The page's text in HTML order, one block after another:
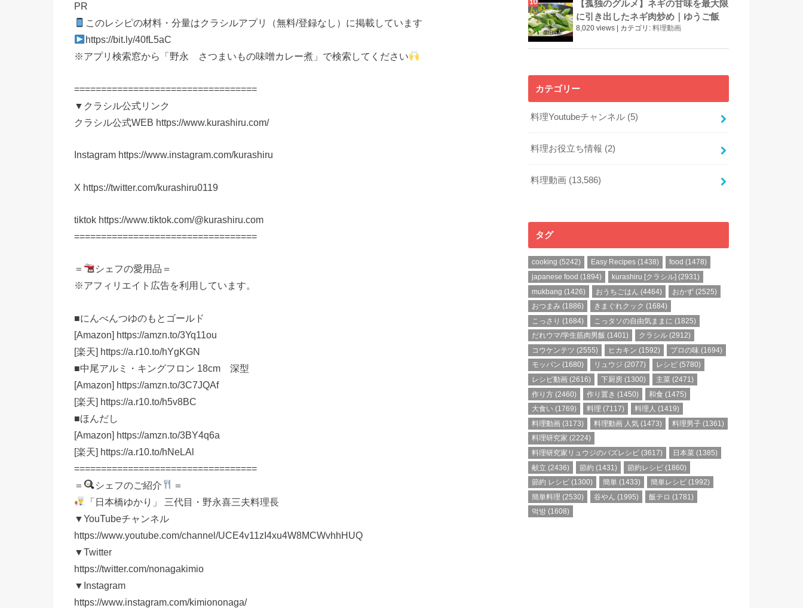
PR
このレシピの材料・分量はクラシルアプリ（無料/登録なし）に掲載しています
https://bit.ly/40fL5aC
※アプリ検索窓から「野永 さつまいもの味噌カレー煮」で検索してください
==================================
▼クラシル公式リンク
クラシル公式WEB https://www.kurashiru.com/
Instagram https://www.instagram.com/kurashiru
X https://twitter.com/kurashiru0119
tiktok https://www.tiktok.com/@kurashiru.com
==================================
＝
シェフの愛用品＝
※アフィリエイト広告を利用しています。
■にんべんつゆのもとゴールド
[Amazon] https://amzn.to/3Yq11ou
[楽天] https://a.r10.to/hYgKGN
■中尾アルミ・キングフロン 18cm 深型
[Amazon] https://amzn.to/3C7JQAf
[楽天] https://a.r10.to/h5v8BC
■ほんだし
[Amazon] https://amzn.to/3BY4q6a
[楽天] https://a.r10.to/hNeLAl
==================================
＝
シェフのご紹介
＝
「日本橋ゆかり」 三代目・野永喜三夫料理長
▼YouTubeチャンネル
https://www.youtube.com/channel/UCE4v11zI4xu4W8MCWvhhHUQ
▼Twitter
https://twitter.com/nonagakimio
▼Instagram
https://www.instagram.com/kimiononaga/
【孤独のグルメ】ネギの甘味を最大限
に引き出したネギ肉炒め｜ゆうご飯
8,020 views | カテゴリ: 料理動画
カテゴリー
料理Youtubeチャンネル (5)
料理お役立ち情報 (2)
料理動画 (13,586)
タグ
cooking (5242) Easy Recipes (1438) food (1478)
japanese food (1894) kurashiru [クラシル] (2931)
mukbang (1426) おうちごはん (4464) おかず (2525)
おつまみ (1886) きまぐれクック (1684)
こっさり (1684) こっタソの自由気ままに (1825)
だれウマ/学生筋肉男飯 (1401) クラシル (2912)
コウケンテツ (2555) ヒカキン (1592) プロの味 (1694)
モッパン (1680) リュウジ (2077) レシピ (5780)
レシピ動画 (2616) 下厨房 (1300) 主菜 (2471)
作り方 (2460) 作り置き (1450) 和食 (1475)
大食い (1769) 料理 (7117) 料理人 (1419)
料理動画 (3173) 料理動画 人気 (1473) 料理男子 (1361)
料理研究家 (2224)
料理研究家リュウジのバズレシピ (3617) 日本菜 (1385)
献立 (2436) 節約 (1431) 節約レシピ (1860)
節約 レシピ (1300) 簡単 (1433) 簡単レシピ (1992)
簡単料理 (2530) 谷やん (1995) 飯テロ (1781)
먹방 (1608)